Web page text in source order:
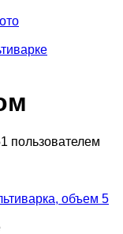
пользователем
объем 5